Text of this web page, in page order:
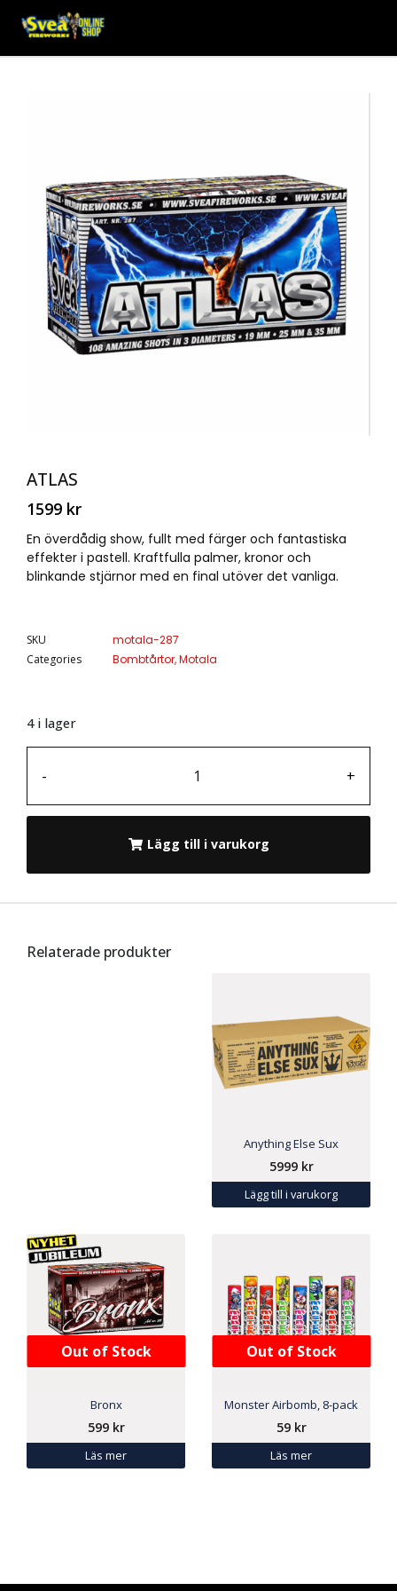
ATLAS
1599 kr
En överdådig show, fullt med färger och fantastiska
effekter i pastell. Kraftfulla palmer, kronor och
blinkande stjärnor med en final utöver det vanliga.
SKU
motala-287
Categories
Bombtårtor,Motala
4 i lager
- +
Lägg till i varukorg
Relaterade produkter
Anything Else Sux
5999 kr
Lägg till i varukorg
Out of Stock
Bronx
599 kr
Läs mer
Out of Stock
Monster Airbomb, 8-pack
59 kr
Läs mer